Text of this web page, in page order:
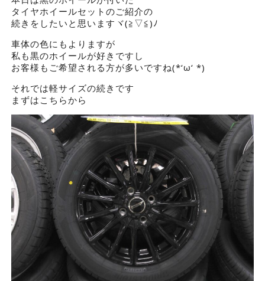
タイヤホイールセットのご紹介の
続きをしたいと思いますヾ(≧▽≦)ﾉ
車体の色にもよりますが
私も黒のホイールが好きですし
お客様もご希望される方が多いですね(*‘ω‘ *)
それでは軽サイズの続きです
まずはこちらから